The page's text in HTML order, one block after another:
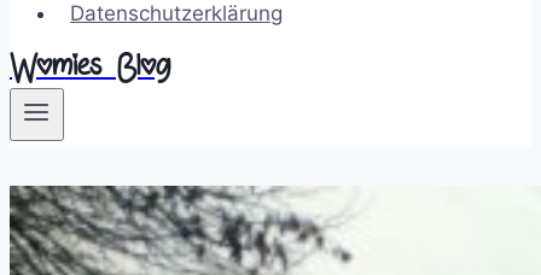
Datenschutzerklärung
Womies Blog